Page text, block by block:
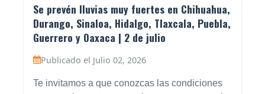
Se prevén lluvias muy fuertes en Chihuahua,
Durango, Sinaloa, Hidalgo, Tlaxcala, Puebla,
Guerrero y Oaxaca | 2 de julio
Publicado el Julio 02, 2026
Te invitamos a que conozcas las condiciones